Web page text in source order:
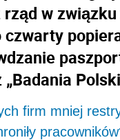
w
firm mniej